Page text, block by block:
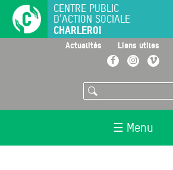
principal
CENTRE PUBLIC
D'ACTION SOCIALE
CHARLEROI
Actualités Liens utiles
FacebookInstagramVimeo
Rechercher
☰ Menu